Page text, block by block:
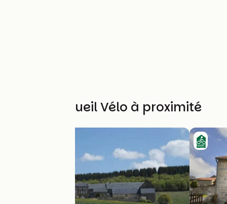
Autres Accueil Vélo à proximité